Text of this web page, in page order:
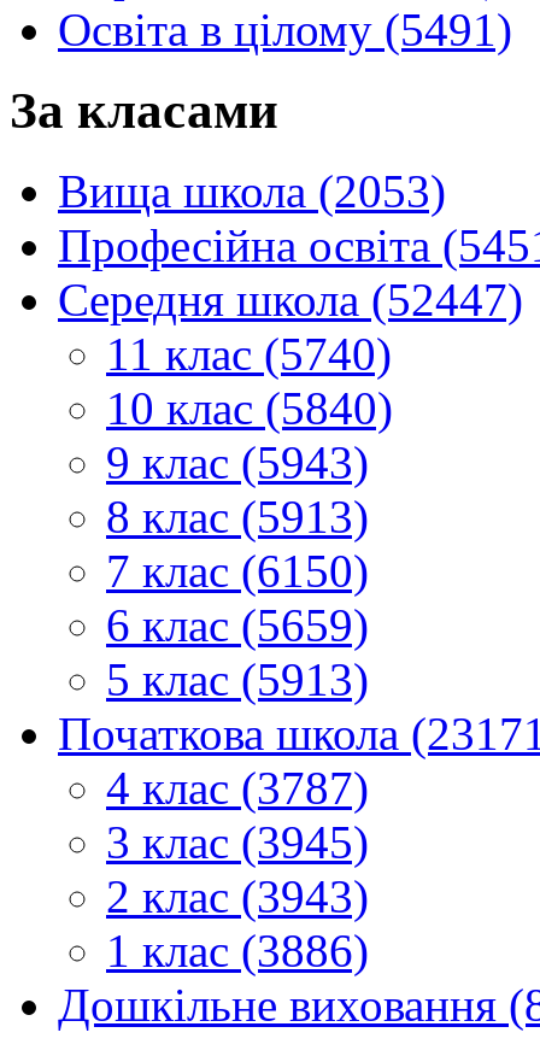
Освіта в цілому (5491)
За класами
Вища школа (2053)
Професійна освіта
Середня школа (52447)
11 клас (5740)
10 клас (5840)
9 клас (5943)
8 клас (5913)
7 клас (6150)
6 клас (5659)
5 клас (5913)
Початкова школа
4 клас (3787)
3 клас (3945)
2 клас (3943)
1 клас (3886)
Дошкільне виховання